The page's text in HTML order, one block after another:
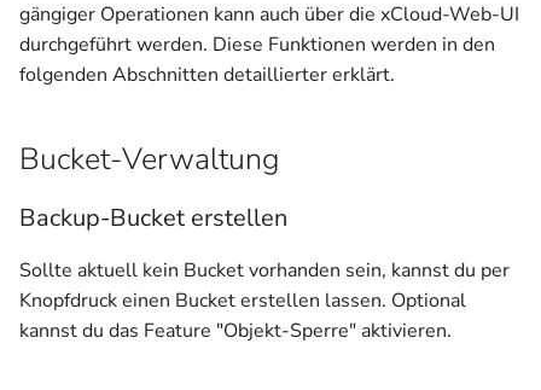
gängiger Operationen kann auch über die xCloud-Web-UI
durchgeführt werden. Diese Funktionen werden in den
folgenden Abschnitten detaillierter erklärt.
Bucket-Verwaltung
Backup-Bucket erstellen
Sollte aktuell kein Bucket vorhanden sein, kannst du per
Knopfdruck einen Bucket erstellen lassen. Optional
kannst du das Feature "Objekt-Sperre" aktivieren.